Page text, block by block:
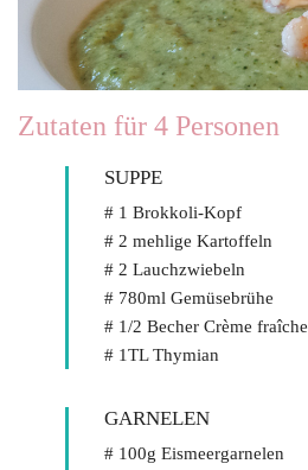
Zutaten für 4 Personen
SUPPE
# 1 Brokkoli-Kopf
# 2 mehlige Kartoffeln
# 2 Lauchzwiebeln
# 780ml Gemüsebrühe
# 1/2 Becher Crème fraîche
# 1TL Thymian
GARNELEN
# 100g Eismeergarnelen